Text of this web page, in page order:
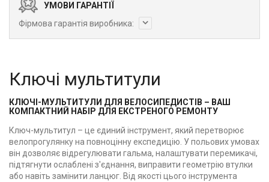
УМОВИ ГАРАНТІЇ
Фірмова гарантія виробника:
Ключі мультитули
КЛЮЧІ-МУЛЬТИТУЛИ ДЛЯ ВЕЛОСИПЕДИСТІВ – ВАШ
КОМПАКТНИЙ НАБІР ДЛЯ ЕКСТРЕНОГО РЕМОНТУ
Ключ-мультитул – це єдиний інструмент, який перетворює
велопрогулянку на повноцінну експедицію. У польових умовах
він дозволяє відрегулювати гальма, налаштувати перемикачі,
підтягнути ослаблені з'єднання, виправити геометрію втулки
або навіть замінити ланцюг. Від якості цього інструмента